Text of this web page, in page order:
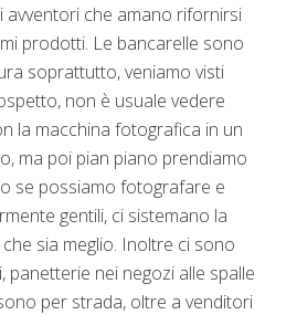
avventori che amano rifornirsi
prodotti. Le bancarelle sono
soprattutto, veniamo visti
non è usuale vedere
la macchina fotografica in un
ma poi pian piano prendiamo
se possiamo fotografare e
gentili, ci sistemano la
sia meglio. Inoltre ci sono
panetterie nei negozi alle spalle
per strada, oltre a venditori